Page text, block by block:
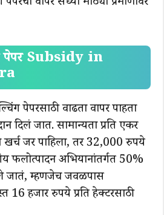
पेपर Subsidy in
पेपरसाठी वाढता वापर पाहता
दिलं जात. सामान्यता प्रति एकर
खर्च जर पाहिला, तर 32,000 रुपये
फलोत्पादन अभियानांतर्गत 50%
जातं, म्हणजेच जवळपास
16 हजार रुपये प्रति हेक्टरसाठी